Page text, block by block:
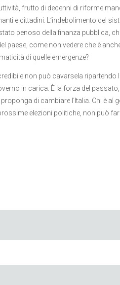
frutto di decenni di riforme
e cittadini. L’indebolimento del
penoso della finanza pubblica,
paese, come non vedere che è
di quelle emergenze?
non può cavarsela ripartendo
in carica. È la forza del
di cambiare l’Italia. Chi è al
elezioni politiche, non può